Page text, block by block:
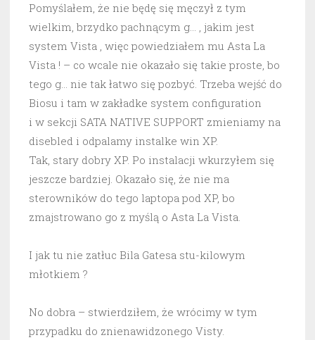
Pomyślałem, że nie będę się męczył z tym
wielkim, brzydko pachnącym g… , jakim jest
system Vista , więc powiedziałem mu Asta La
Vista ! – co wcale nie okazało się takie proste, bo
tego g… nie tak łatwo się pozbyć. Trzeba wejść do
Biosu i tam w zakładke system configuration
i w sekcji SATA NATIVE SUPPORT zmieniamy na
disebled i odpalamy instalke win XP.
Tak, stary dobry XP. Po instalacji wkurzyłem się
jeszcze bardziej. Okazało się, że nie ma
sterowników do tego laptopa pod XP, bo
zmajstrowano go z myślą o Asta La Vista.
I jak tu nie zatłuc Bila Gatesa stu-kilowym
młotkiem ?
No dobra – stwierdziłem, że wrócimy w tym
przypadku do znienawidzonego Visty.